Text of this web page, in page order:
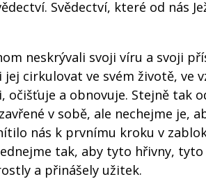
Svědectví, které od nás
neskrývali svoji víru a svoji
cirkulovat ve svém životě, ve
a obnovuje. Stejně tak
v sobě, ale nechejme je,
nás k prvnímu kroku v
tak, aby tyto hřivny,
a přinášely užitek.